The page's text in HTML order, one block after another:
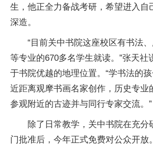
生，他正全力备战考研，希望进入自
深造。
“目前关中书院这座校区有书法
等专业的670多名学生就读。”张天社
于书院优越的地理位置。“学书法的
近距离观摩书画名家创作，历史专业
参观附近的古迹并与同行专家交流。”
除了日常教学，关中书院在充分
门批准后，今年正式免费对公众开放